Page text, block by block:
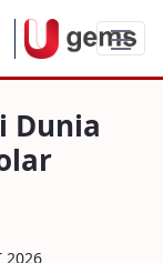
yang
Dunia
2026